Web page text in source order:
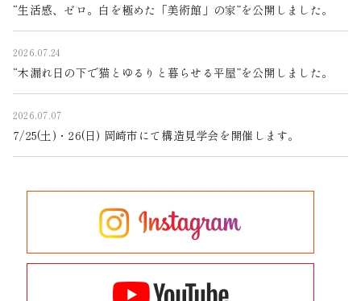
“生活感、ゼロ。白を極めた「美術館」の家”を公開しました。
2026.07.24
“木漏れ日の下で猫とゆるりと暮らせる平屋”を公開しました。
2026.07.07
7/25(土)・26(日) 岡崎市にて構造見学会を開催します。